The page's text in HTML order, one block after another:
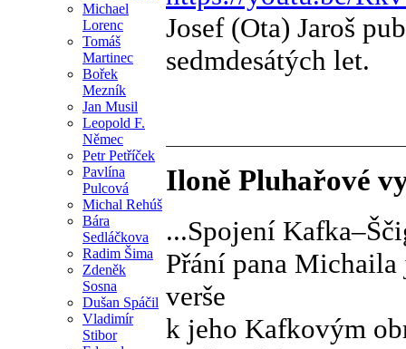
Michael
Lorenc
Tomáš
Martinec
Bořek
Mezník
Jan Musil
Leopold F.
Němec
Petr Petříček
Pavlína
Pulcová
Michal Rehúš
Bára
Sedláčkova
Radim Šima
Zdeněk
Sosna
Dušan Spáčil
Vladimír
Stibor
Josef (Ota) Jaroš
sedmdesátých let.
Iloně Pluhařové
...Spojení
Přání pana Michaila
verše
k jeho Kafkovým